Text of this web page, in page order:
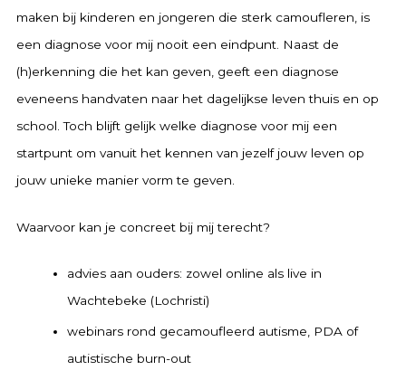
maken bij kinderen en jongeren die sterk camoufleren, is
een diagnose voor mij nooit een eindpunt. Naast de
(h)erkenning die het kan geven, geeft een diagnose
eveneens handvaten naar het dagelijkse leven thuis en op
school. Toch blijft gelijk welke diagnose voor mij een
startpunt om vanuit het kennen van jezelf jouw leven op
jouw unieke manier vorm te geven.
Waarvoor kan je concreet bij mij terecht?
advies aan ouders: zowel online als live in
Wachtebeke (Lochristi)
webinars rond gecamoufleerd autisme, PDA of
autistische burn-out